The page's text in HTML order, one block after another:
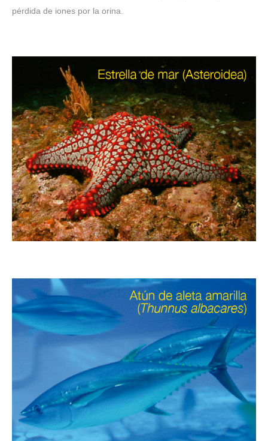
pérdida de iones por la orina.